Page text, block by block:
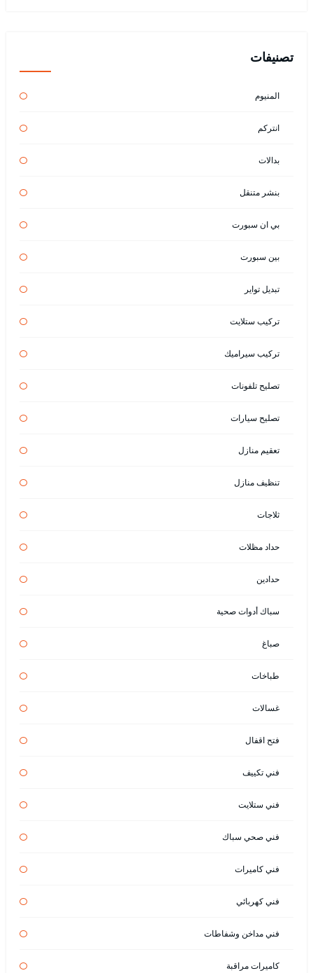
تصنيفات
المنيوم
انتركم
بدالات
بنشر متنقل
بي ان سبورت
بين سبورت
تبديل تواير
تركيب ستلايت
تركيب سيراميك
تصليح تلفونات
تصليح سيارات
تعقيم منازل
تنظيف منازل
ثلاجات
حداد مظلات
حدادين
سباك أدوات صحية
صباغ
طباخات
غسالات
فتح اقفال
فني تكييف
فني ستلايت
فني صحي سباك
فني كاميرات
فني كهربائي
فني مداخن وشفاطات
كاميرات مراقبة